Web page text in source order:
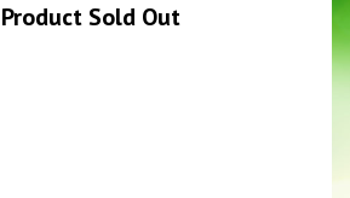
Product Sold Out